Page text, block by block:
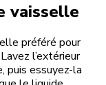
vaisselle
préféré pour
l’extérieur
puis essuyez-la